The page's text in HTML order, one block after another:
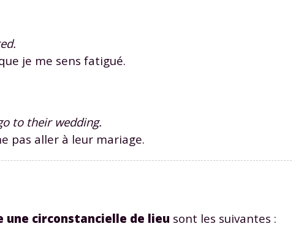
je me sens fatigué.
to their wedding.
pas aller à leur mariage.
circonstancielle de lieu sont les suivantes :
progresser et de
de soutien scolaire !
,
du CP à la Terminale